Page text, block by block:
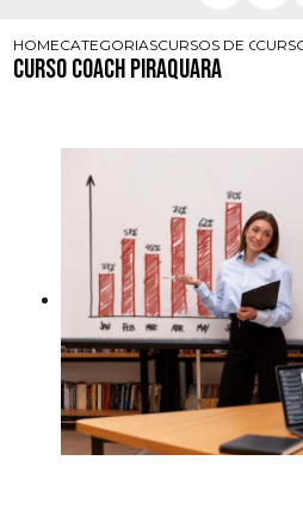
HOMECATEGORIASCURSOS DE
Curso Coach Piraquara